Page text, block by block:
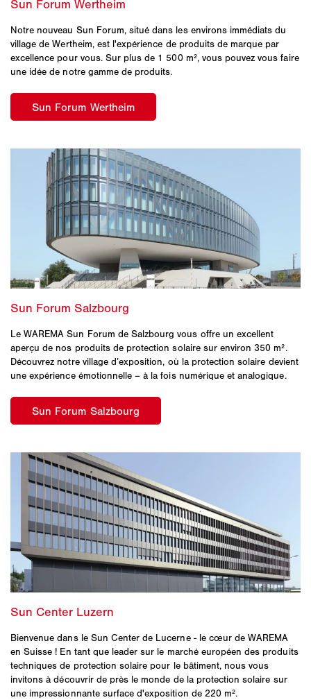
Notre nouveau Sun Forum, situé dans les environs immédiats du
village de Wertheim, est l'expérience de produits de marque par
excellence pour vous. Sur plus de 1 500 m², vous pouvez vous faire
une idée de notre gamme de produits.
Le WAREMA Sun Forum de Salzbourg vous offre un excellent
aperçu de nos produits de protection solaire sur environ 350 m².
Découvrez notre village d’exposition, où la protection solaire devient
une expérience émotionnelle – à la fois numérique et analogique.
Bienvenue dans le Sun Center de Lucerne - le cœur de WAREMA
en Suisse ! En tant que leader sur le marché européen des produits
techniques de protection solaire pour le bâtiment, nous vous
invitons à découvrir de près le monde de la protection solaire sur
une impressionnante surface d'exposition de 220 m².